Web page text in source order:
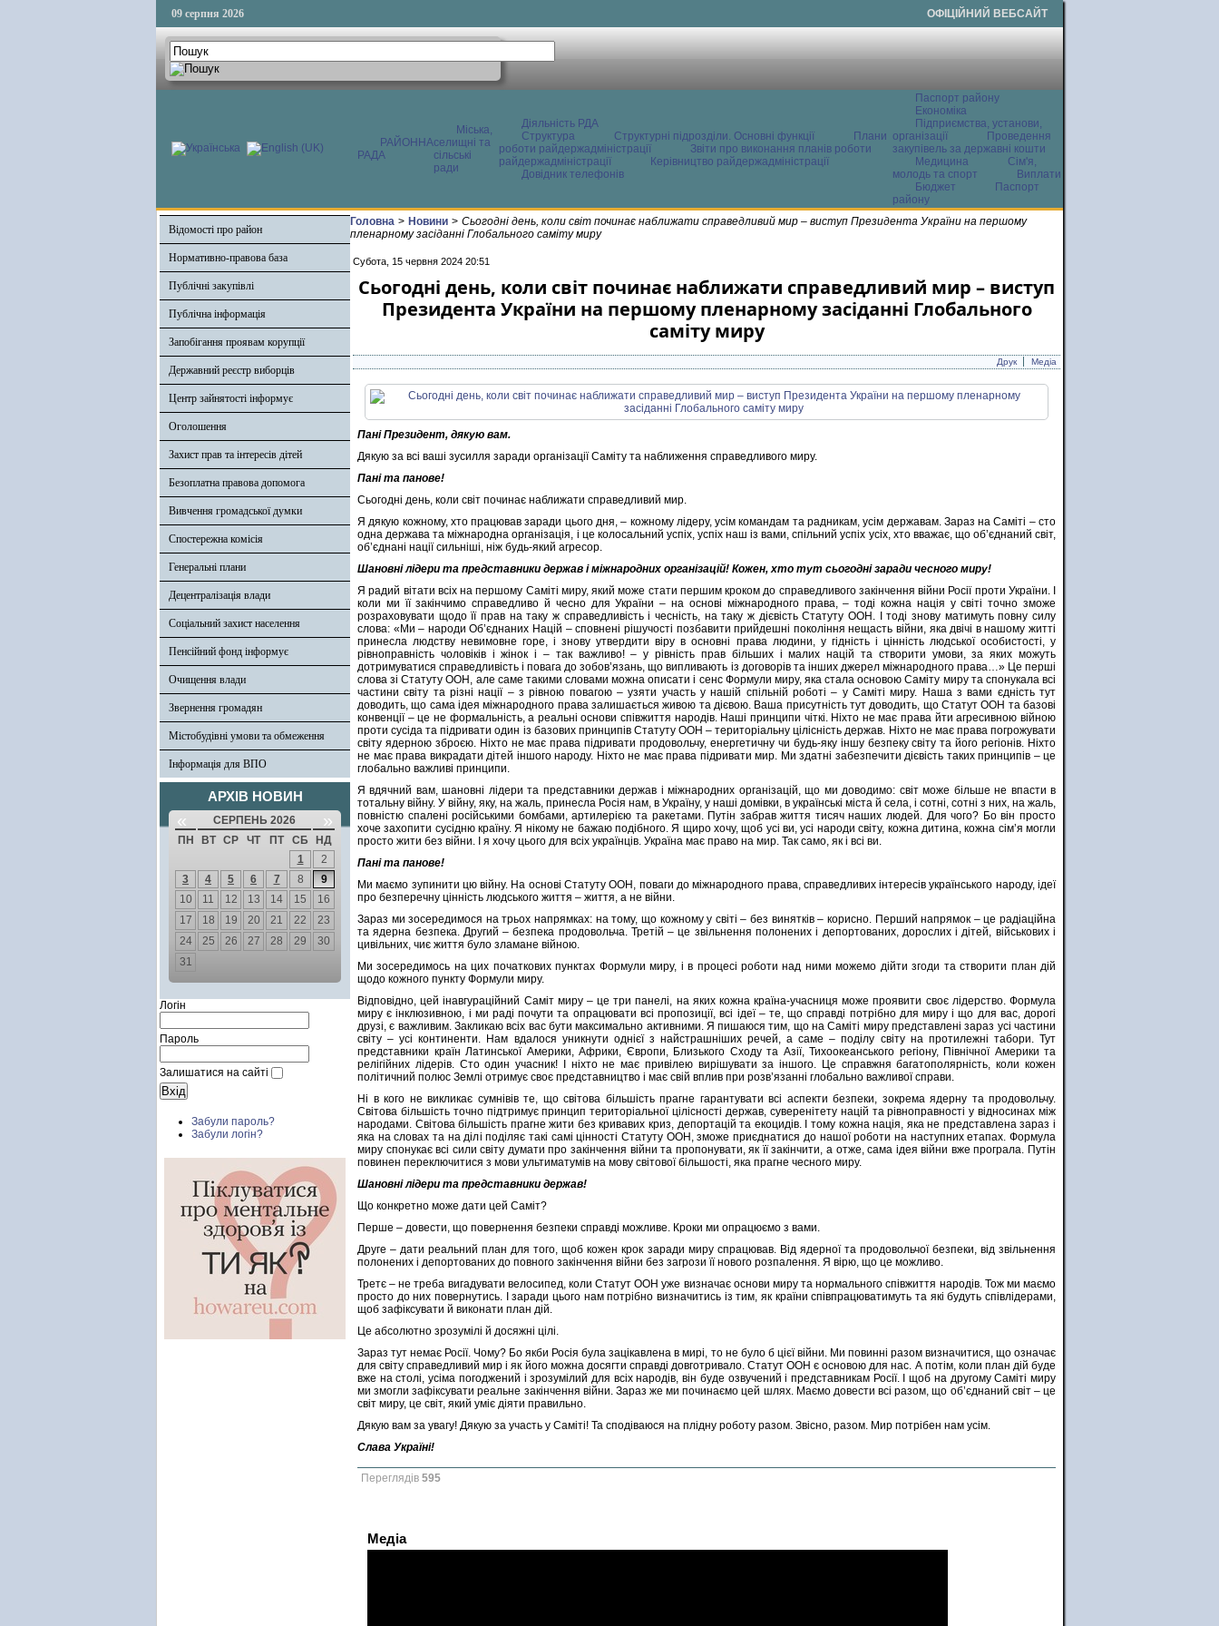
09 серпня 2026 ОФІЦІЙНИЙ ВЕБСАЙТ
РАЙОННА
РАДА
Міська,
селищні та
сільські
ради
Діяльність РДА
Структура
Структурні підрозділи. Основні функції
Плани
роботи райдержадміністрації
Звіти про виконання планів роботи
райдержадміністрації
Керівництво райдержадміністрації
Довідник телефонів
Паспорт району
Економіка
Підприємства, установи,
організації
Проведення
закупівель за державні кошти
Медицина
Сім'я,
молодь та спорт
Виплати
Бюджет
Паспорт
району
Відомості про район
Нормативно-правова база
Публічні закупівлі
Публічна інформація
Запобігання проявам корупції
Державний реєстр виборців
Центр зайнятості інформує
Оголошення
Захист прав та інтересів дітей
Безоплатна правова допомога
Вивчення громадської думки
Спостережна комісія
Генеральні плани
Децентралізація влади
Соціальний захист населення
Пенсійний фонд інформує
Очищення влади
Звернення громадян
Містобудівні умови та обмеження
Інформація для ВПО
АРХІВ НОВИН
« СЕРПЕНЬ 2026 »
ПН ВТ СР ЧТ ПТ СБ
НД
1
2
3
4 5 6 7 8
9
10
11 12 13 14 15
16
17
18 19 20 21 22
23
24
25 26 27 28 29
30
31
Логін
Пароль
Залишатися на сайті
Забули пароль?
Забули логін?
Головна > Новини > Сьогодні день, коли світ починає наближати справедливий мир – виступ Президента України на першому
пленарному засіданні Глобального саміту миру
Субота, 15 червня 2024 20:51
Сьогодні день, коли світ починає наближати справедливий мир – виступ
Президента України на першому пленарному засіданні Глобального
саміту миру
Друк Медіа
Пані Президент, дякую вам.
Дякую за всі ваші зусилля заради організації Саміту та наближення справедливого миру.
Пані та панове!
Сьогодні день, коли світ починає наближати справедливий мир.
Я дякую кожному, хто працював заради цього дня, – кожному лідеру, усім командам та радникам, усім державам. Зараз на Саміті – сто
одна держава та міжнародна організація, і це колосальний успіх, успіх наш із вами, спільний успіх усіх, хто вважає, що об’єднаний світ,
об’єднані нації сильніші, ніж будь-який агресор.
Шановні лідери та представники держав і міжнародних організацій! Кожен, хто тут сьогодні заради чесного миру!
Я радий вітати всіх на першому Саміті миру, який може стати першим кроком до справедливого закінчення війни Росії проти України. І
коли ми її закінчимо справедливо й чесно для України – на основі міжнародного права, – тоді кожна нація у світі точно зможе
розраховувати щодо її прав на таку ж справедливість і чесність, на таку ж дієвість Статуту ООН. І тоді знову матимуть повну силу
слова: «Ми – народи Об’єднаних Націй – сповнені рішучості позбавити прийдешні покоління нещасть війни, яка двічі в нашому житті
принесла людству невимовне горе, і знову утвердити віру в основні права людини, у гідність і цінність людської особистості, у
рівноправність чоловіків і жінок і – так важливо! – у рівність прав більших і малих націй та створити умови, за яких можуть
дотримуватися справедливість і повага до зобов’язань, що випливають із договорів та інших джерел міжнародного права…» Це перші
слова зі Статуту ООН, але саме такими словами можна описати і сенс Формули миру, яка стала основою Саміту миру та спонукала всі
частини світу та різні нації – з рівною повагою – узяти участь у нашій спільній роботі – у Саміті миру. Наша з вами єдність тут
доводить, що сама ідея міжнародного права залишається живою та дієвою. Ваша присутність тут доводить, що Статут ООН та базові
конвенції – це не формальність, а реальні основи співжиття народів. Наші принципи чіткі. Ніхто не має права йти агресивною війною
проти сусіда та підривати один із базових принципів Статуту ООН – територіальну цілісність держав. Ніхто не має права погрожувати
світу ядерною зброєю. Ніхто не має права підривати продовольчу, енергетичну чи будь-яку іншу безпеку світу та його регіонів. Ніхто
не має права викрадати дітей іншого народу. Ніхто не має права підривати мир. Ми здатні забезпечити дієвість таких принципів – це
глобально важливі принципи.
Я вдячний вам, шановні лідери та представники держав і міжнародних організацій, що ми доводимо: світ може більше не впасти в
тотальну війну. У війну, яку, на жаль, принесла Росія нам, в Україну, у наші домівки, в українські міста й села, і сотні, сотні з них, на жаль,
повністю спалені російськими бомбами, артилерією та ракетами. Путін забрав життя тисяч наших людей. Для чого? Бо він просто
хоче захопити сусідню країну. Я нікому не бажаю подібного. Я щиро хочу, щоб усі ви, усі народи світу, кожна дитина, кожна сім’я могли
просто жити без війни. І я хочу цього для всіх українців. Україна має право на мир. Так само, як і всі ви.
Пані та панове!
Ми маємо зупинити цю війну. На основі Статуту ООН, поваги до міжнародного права, справедливих інтересів українського народу, ідеї
про безперечну цінність людського життя – життя, а не війни.
Зараз ми зосередимося на трьох напрямках: на тому, що кожному у світі – без винятків – корисно. Перший напрямок – це радіаційна
та ядерна безпека. Другий – безпека продовольча. Третій – це звільнення полонених і депортованих, дорослих і дітей, військових і
цивільних, чиє життя було зламане війною.
Ми зосередимось на цих початкових пунктах Формули миру, і в процесі роботи над ними можемо дійти згоди та створити план дій
щодо кожного пункту Формули миру.
Відповідно, цей інавгураційний Саміт миру – це три панелі, на яких кожна країна-учасниця може проявити своє лідерство. Формула
миру є інклюзивною, і ми раді почути та опрацювати всі пропозиції, всі ідеї – те, що справді потрібно для миру і що для вас, дорогі
друзі, є важливим. Закликаю всіх вас бути максимально активними. Я пишаюся тим, що на Саміті миру представлені зараз усі частини
світу – усі континенти. Нам вдалося уникнути однієї з найстрашніших речей, а саме – поділу світу на протилежні табори. Тут
представники країн Латинської Америки, Африки, Європи, Близького Сходу та Азії, Тихоокеанського регіону, Північної Америки та
релігійних лідерів. Сто один учасник! І ніхто не має привілею вирішувати за іншого. Це справжня багатополярність, коли кожен
політичний полюс Землі отримує своє представництво і має свій вплив при розв’язанні глобально важливої справи.
Ні в кого не викликає сумнівів те, що світова більшість прагне гарантувати всі аспекти безпеки, зокрема ядерну та продовольчу.
Світова більшість точно підтримує принцип територіальної цілісності держав, суверенітету націй та рівноправності у відносинах між
народами. Світова більшість прагне жити без кривавих криз, депортацій та екоцидів. І тому кожна нація, яка не представлена зараз і
яка на словах та на ділі поділяє такі самі цінності Статуту ООН, зможе приєднатися до нашої роботи на наступних етапах. Формула
миру спонукає всі сили світу думати про закінчення війни та пропонувати, як її закінчити, а отже, сама ідея війни вже програла. Путін
повинен переключитися з мови ультиматумів на мову світової більшості, яка прагне чесного миру.
Шановні лідери та представники держав!
Що конкретно може дати цей Саміт?
Перше – довести, що повернення безпеки справді можливе. Кроки ми опрацюємо з вами.
Друге – дати реальний план для того, щоб кожен крок заради миру спрацював. Від ядерної та продовольчої безпеки, від звільнення
полонених і депортованих до повного закінчення війни без загрози її нового розпалення. Я вірю, що це можливо.
Третє – не треба вигадувати велосипед, коли Статут ООН уже визначає основи миру та нормального співжиття народів. Тож ми маємо
просто до них повернутись. І заради цього нам потрібно визначитись із тим, як країни співпрацюватимуть та які будуть співлідерами,
щоб зафіксувати й виконати план дій.
Це абсолютно зрозумілі й досяжні цілі.
Зараз тут немає Росії. Чому? Бо якби Росія була зацікавлена в мирі, то не було б цієї війни. Ми повинні разом визначитися, що означає
для світу справедливий мир і як його можна досягти справді довготривало. Статут ООН є основою для нас. А потім, коли план дій буде
вже на столі, усіма погоджений і зрозумілий для всіх народів, він буде озвучений і представникам Росії. І щоб на другому Саміті миру
ми змогли зафіксувати реальне закінчення війни. Зараз же ми починаємо цей шлях. Маємо довести всі разом, що об’єднаний світ – це
світ миру, це світ, який уміє діяти правильно.
Дякую вам за увагу! Дякую за участь у Саміті! Та сподіваюся на плідну роботу разом. Звісно, разом. Мир потрібен нам усім.
Слава Україні!
Переглядів 595
Медіа